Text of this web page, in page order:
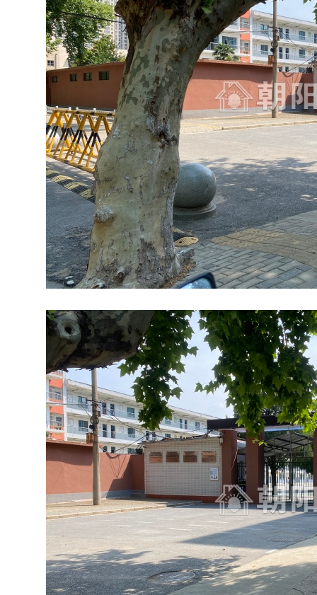
陈静
18155481695
王传海
从业带看:2277套
18130196857
陈怀萍
从业带看:1042套